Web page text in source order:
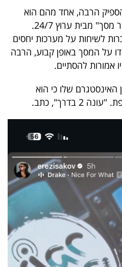
הספיק הרבה, אחד מהם הוא
להשיק פודקאסט חדש, "עובר מסך" מבית ערוץ 24/7.
לשיחות על מערכות יחסים
על המסך באופן קבוע, הרבה
שלו כי הוא
בדרך", כתב.